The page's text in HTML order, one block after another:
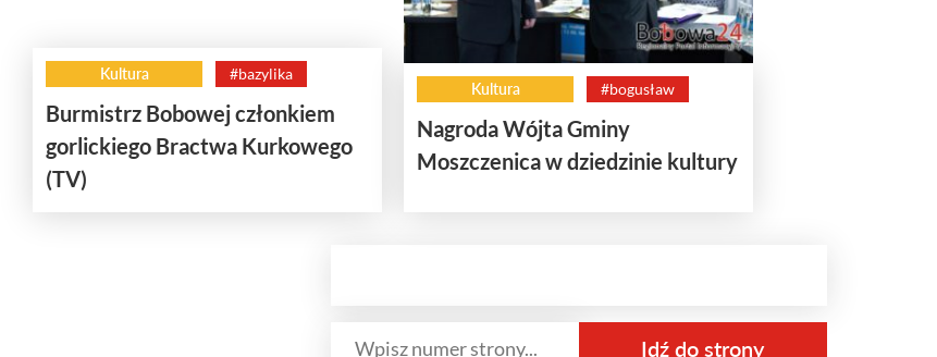
Kultura #bazylika
Burmistrz Bobowej członkiem
gorlickiego Bractwa Kurkowego
(TV)
Kultura #bogusław
Nagroda Wójta Gminy
Moszczenica w dziedzinie kultury